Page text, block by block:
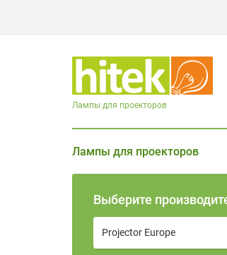
Лампы для проекторов
Лампы для проекторов
Выберите
Projector Europe